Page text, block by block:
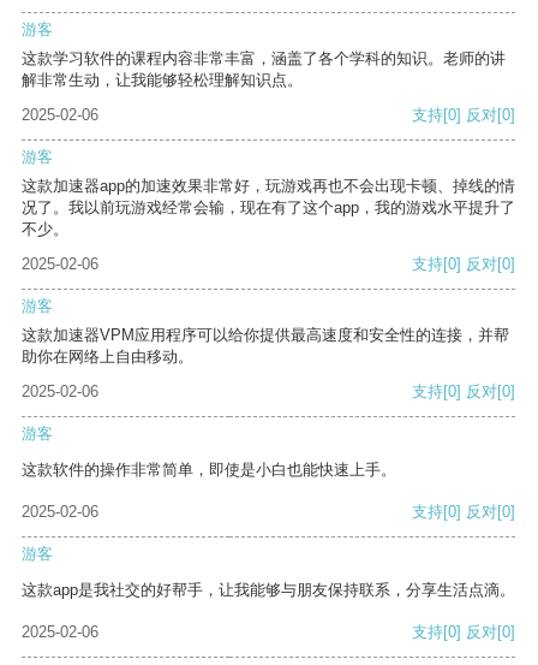
游客
这款学习软件的课程内容非常丰富，涵盖了各个学科的知识。老师的讲
解非常生动，让我能够轻松理解知识点。
2025-02-06
支持[0] 反对[0]
游客
这款加速器app的加速效果非常好，玩游戏再也不会出现卡顿、掉线的情
况了。我以前玩游戏经常会输，现在有了这个app，我的游戏水平提升了
不少。
2025-02-06
支持[0] 反对[0]
游客
这款加速器VPM应用程序可以给你提供最高速度和安全性的连接，并帮
助你在网络上自由移动。
2025-02-06
支持[0] 反对[0]
游客
这款软件的操作非常简单，即使是小白也能快速上手。
2025-02-06 支持[0] 反对[0]
游客
这款app是我社交的好帮手，让我能够与朋友保持联系，分享生活点滴。
2025-02-06 支持[0] 反对[0]